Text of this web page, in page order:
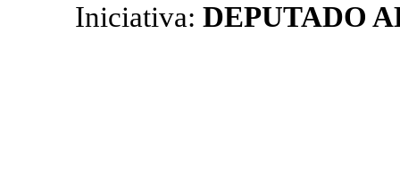
Iniciativa: DEPUTADO